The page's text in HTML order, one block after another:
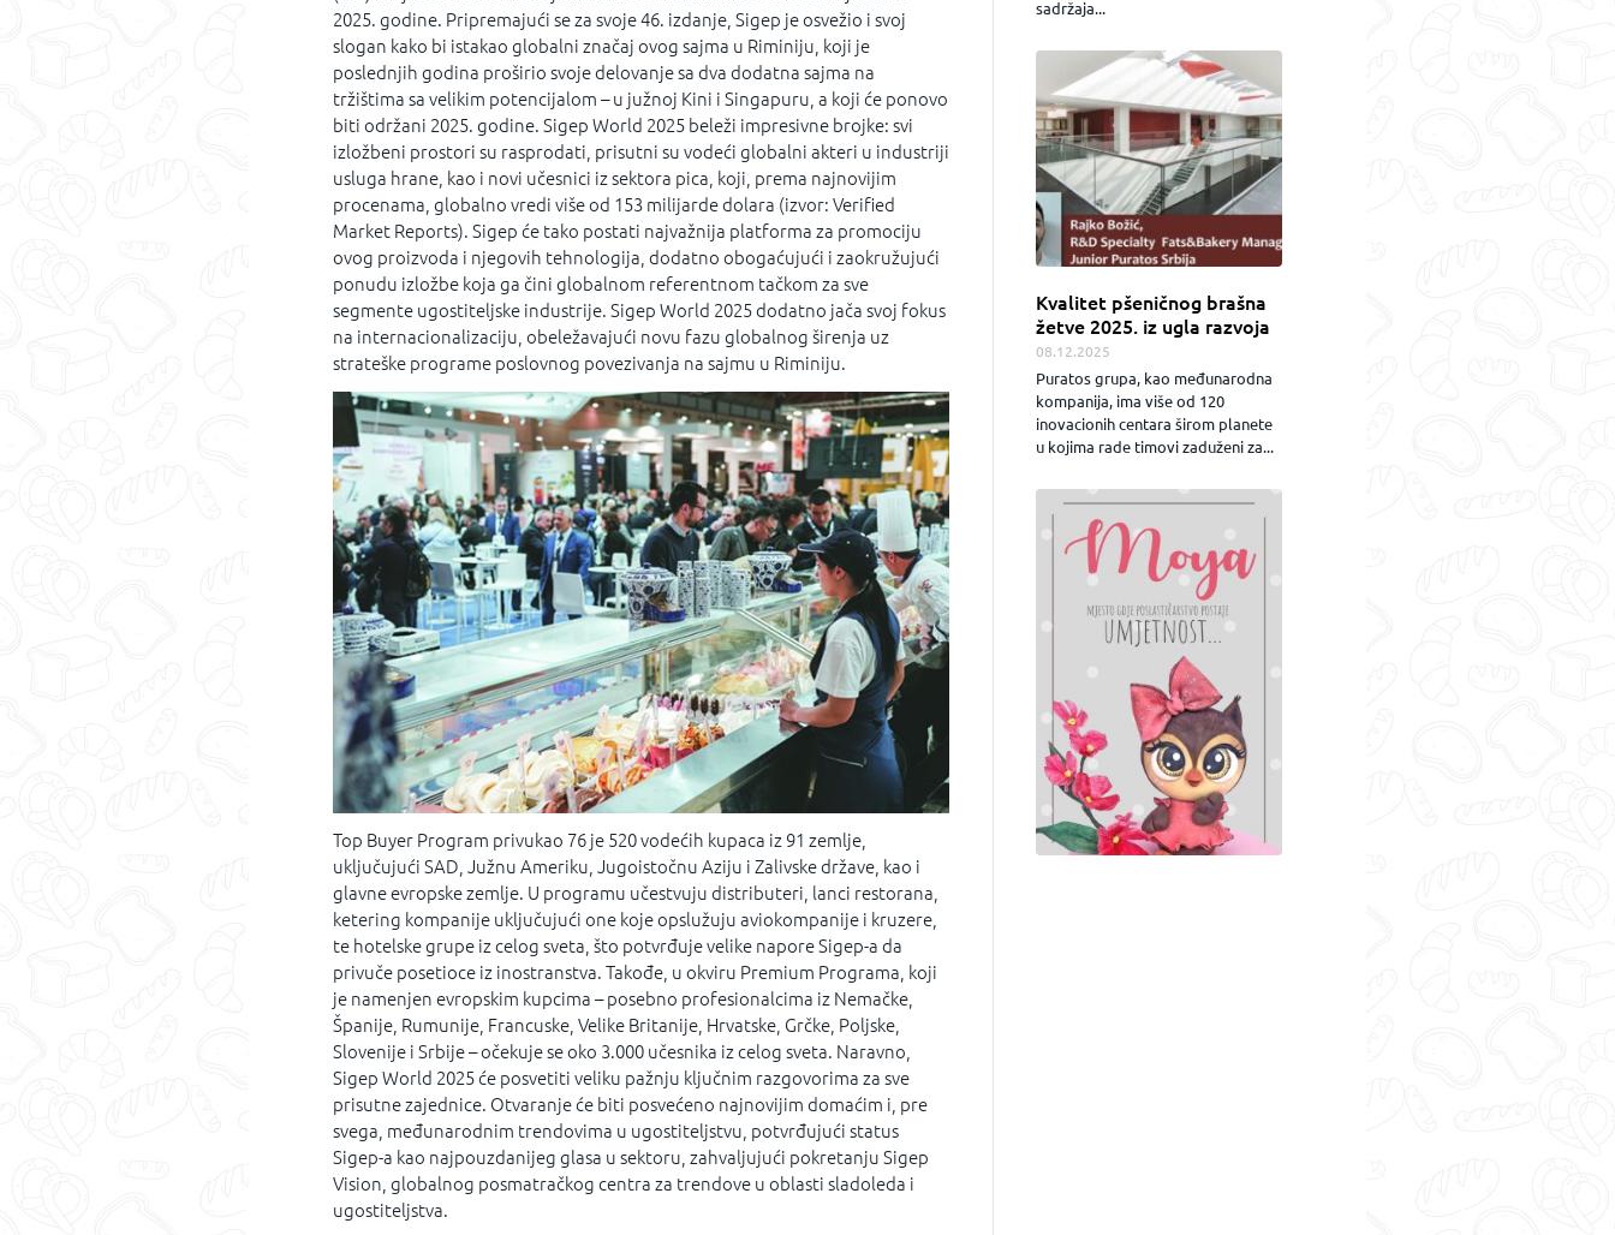
2025. godine. Pripremajući se za svoje 46. izdanje, Sigep je osvežio i svoj
slogan kako bi istakao globalni značaj ovog sajma u Riminiju, koji je
poslednjih godina proširio svoje delovanje sa dva dodatna sajma na
tržištima sa velikim potencijalom – u južnoj Kini i Singapuru, a koji će ponovo
biti održani 2025. godine. Sigep World 2025 beleži impresivne brojke: svi
izložbeni prostori su rasprodati, prisutni su vodeći globalni akteri u industriji
usluga hrane, kao i novi učesnici iz sektora pica, koji, prema najnovijim
procenama, globalno vredi više od 153 milijarde dolara (izvor: Verified
Market Reports). Sigep će tako postati najvažnija platforma za promociju
ovog proizvoda i njegovih tehnologija, dodatno obogaćujući i zaokružujući
ponudu izložbe koja ga čini globalnom referentnom tačkom za sve
segmente ugostiteljske industrije. Sigep World 2025 dodatno jača svoj fokus
na internacionalizaciju, obeležavajući novu fazu globalnog širenja uz
strateške programe poslovnog povezivanja na sajmu u Riminiju.
Top Buyer Program privukao 76 je 520 vodećih kupaca iz 91 zemlje,
uključujući SAD, Južnu Ameriku, Jugoistočnu Aziju i Zalivske države, kao i
glavne evropske zemlje. U programu učestvuju distributeri, lanci restorana,
ketering kompanije uključujući one koje opslužuju aviokompanije i kruzere,
te hotelske grupe iz celog sveta, što potvrđuje velike napore Sigep-a da
privuče posetioce iz inostranstva. Takođe, u okviru Premium Programa, koji
je namenjen evropskim kupcima – posebno profesionalcima iz Nemačke,
Španije, Rumunije, Francuske, Velike Britanije, Hrvatske, Grčke, Poljske,
Slovenije i Srbije – očekuje se oko 3.000 učesnika iz celog sveta. Naravno,
Sigep World 2025 će posvetiti veliku pažnju ključnim razgovorima za sve
prisutne zajednice. Otvaranje će biti posvećeno najnovijim domaćim i, pre
svega, međunarodnim trendovima u ugostiteljstvu, potvrđujući status
Sigep-a kao najpouzdanijeg glasa u sektoru, zahvaljujući pokretanju Sigep
Vision, globalnog posmatračkog centra za trendove u oblasti sladoleda i
ugostiteljstva.
sadržaja...
Kvalitet pšeničnog brašna
žetve 2025. iz ugla razvoja
08.12.2025
Puratos grupa, kao međunarodna
kompanija, ima više od 120
inovacionih centara širom planete
u kojima rade timovi zaduženi za...